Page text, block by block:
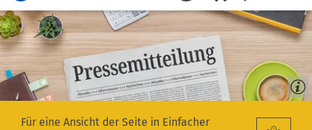
Für eine Ansicht der Seite in Einfacher